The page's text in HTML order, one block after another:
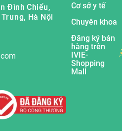
Đình Chiểu,
Hà Nội
Cơ sở y tế
Chuyên khoa
Đăng ký bán
hàng trên
IVIE-
Shopping
Mall